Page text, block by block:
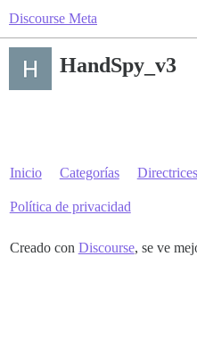
Discourse Meta
HandSpy_v3
Inicio Categorías Directrices
Política de privacidad
Creado con Discourse, se ve